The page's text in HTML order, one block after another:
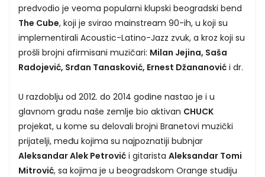
predvodio je veoma popularni klupski beogradski bend
The Cube, koji je svirao mainstream 90-ih, u koji su
implementirali Acoustic-Latino-Jazz zvuk, a kroz koji su
prošli brojni afirmisani muzičari: Milan Jejina, Saša
Radojević, Srđan Tanasković, Ernest Džananović i dr.
U razdoblju od 2012. do 2014 godine nastao je i u
glavnom gradu naše zemlje bio aktivan CHUCK
projekat, u kome su delovali brojni Branetovi muzički
prijatelji, među kojima su najpoznatiji bubnjar
Aleksandar Alek Petrović i gitarista Aleksandar Tomi
Mitrović, sa kojima je u beogradskom Orange studiju